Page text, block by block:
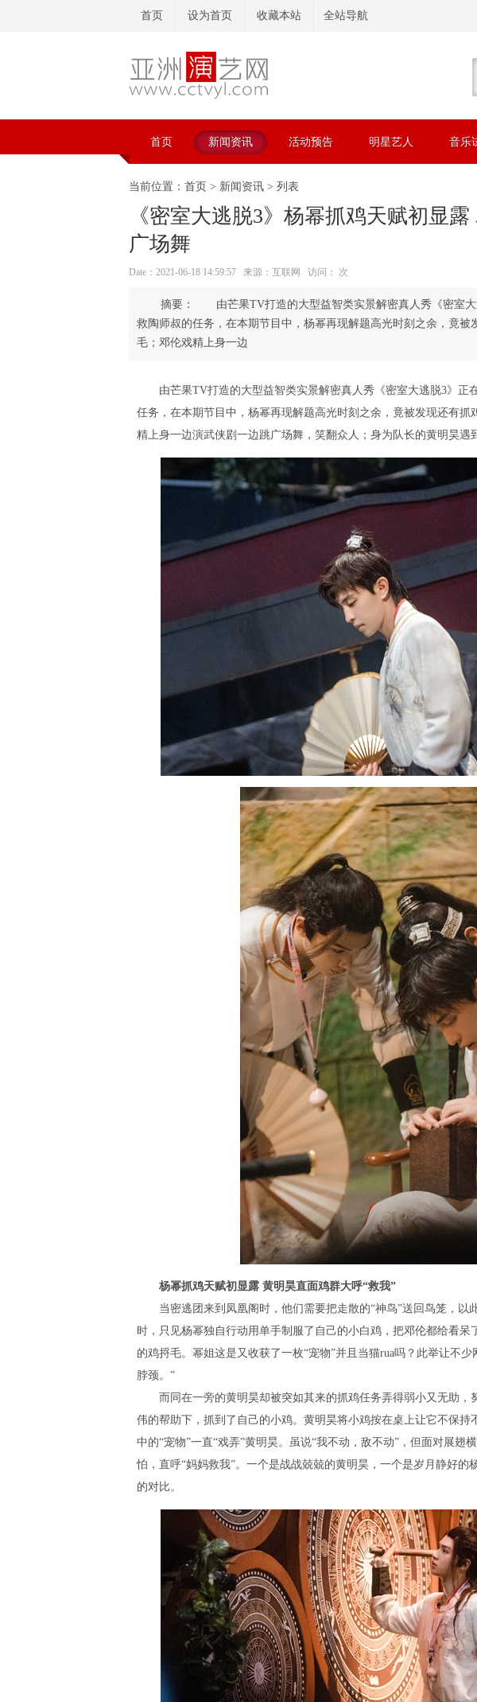
首页 设为首页 收藏本站 全站导航
首页 新闻资讯 活动预告 明星艺人 音乐
当前位置： 首页 > 新闻资讯 > 列表
《密室大逃脱3》杨幂抓鸡天赋初显
广场舞
Date：2021-06-18 14:59:57 来源：互联网 访问： 次
由芒果TV打造的大型益智类实景解密真人秀《密室大
救陶师叔的任务，在本期节目中，杨幂再现解题高光时刻之余，竟被
毛；邓伦戏精上身一边
由芒果TV打造的大型益智类实景解密真人秀《密室大逃脱3》正
任务，在本期节目中，杨幂再现解题高光时刻之余，竟被发现还有抓
精上身一边演武侠剧一边跳广场舞，笑翻众人；身为队长的黄明昊遇
杨幂抓鸡天赋初显露 黄明昊直面鸡群大呼“救我”
当密逃团来到凤凰阁时，他们需要把走散的“神鸟”送回鸟笼，以
时，只见杨幂独自行动用单手制服了自己的小白鸡，把邓伦都给看呆
的鸡捋毛。幂姐这是又收获了一枚“宠物”并且当猫rua吗？此举让不
脖颈。”
而同在一旁的黄明昊却被突如其来的抓鸡任务弄得弱小又无助，
伟的帮助下，抓到了自己的小鸡。黄明昊将小鸡按在桌上让它不保持
中的“宠物”一直“戏弄”黄明昊。虽说“我不动，敌不动”，但面对展翅
怕，直呼“妈妈救我”。一个是战战兢兢的黄明昊，一个是岁月静好的
的对比。